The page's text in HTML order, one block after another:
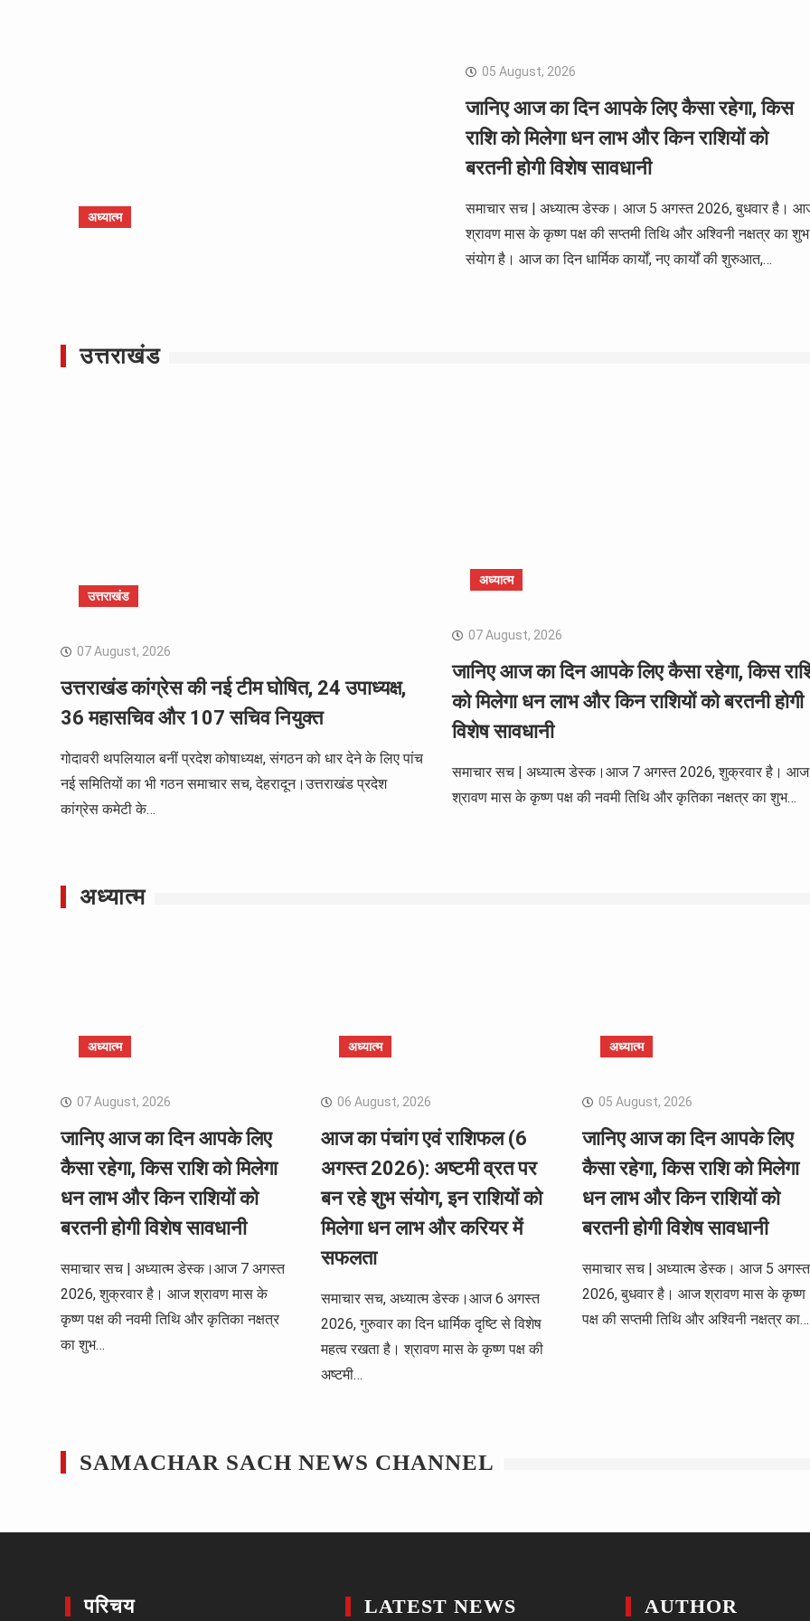
अध्यात्म
05 August, 2026
जानिए आज का दिन आपके लिए कैसा रहेगा, किस
राशि को मिलेगा धन लाभ और किन राशियों को
बरतनी होगी विशेष सावधानी
समाचार सच | अध्यात्म डेस्क। आज 5 अगस्त 2026, बुधवार है।
श्रावण मास के कृष्ण पक्ष की सप्तमी तिथि और अश्विनी नक्षत्र का शुभ
संयोग है। आज का दिन धार्मिक कार्यों, नए कार्यों की शुरुआत,…
उत्तराखंड
उत्तराखंड
07 August, 2026
उत्तराखंड कांग्रेस की नई टीम घोषित, 24 उपाध्यक्ष,
36 महासचिव और 107 सचिव नियुक्त
गोदावरी थपलियाल बनीं प्रदेश कोषाध्यक्ष, संगठन को धार देने के लिए पांच
नई समितियों का भी गठन समाचार सच, देहरादून।उत्तराखंड प्रदेश
कांग्रेस कमेटी के…
अध्यात्म
07 August, 2026
जानिए आज का दिन आपके लिए कैसा रहेगा, किस
को मिलेगा धन लाभ और किन राशियों को बरतनी होगी
विशेष सावधानी
समाचार सच | अध्यात्म डेस्क।आज 7 अगस्त 2026, शुक्रवार है। आज
श्रावण मास के कृष्ण पक्ष की नवमी तिथि और कृतिका नक्षत्र का शुभ…
अध्यात्म
अध्यात्म
07 August, 2026
जानिए आज का दिन आपके लिए
कैसा रहेगा, किस राशि को मिलेगा
धन लाभ और किन राशियों को
बरतनी होगी विशेष सावधानी
समाचार सच | अध्यात्म डेस्क।आज 7 अगस्त
2026, शुक्रवार है। आज श्रावण मास के
कृष्ण पक्ष की नवमी तिथि और कृतिका नक्षत्र
का शुभ…
अध्यात्म
06 August, 2026
आज का पंचांग एवं राशिफल (6
अगस्त 2026): अष्टमी व्रत पर
बन रहे शुभ संयोग, इन राशियों को
मिलेगा धन लाभ और करियर में
सफलता
समाचार सच, अध्यात्म डेस्क।आज 6 अगस्त
2026, गुरुवार का दिन धार्मिक दृष्टि से विशेष
महत्व रखता है। श्रावण मास के कृष्ण पक्ष की
अष्टमी…
अध्यात्म
05 August, 2026
जानिए आज का दिन आपके लिए
कैसा रहेगा, किस राशि को मिलेगा
धन लाभ और किन राशियों को
बरतनी होगी विशेष सावधानी
समाचार सच | अध्यात्म डेस्क। आज 5 अगस्त
2026, बुधवार है। आज श्रावण मास के कृष्ण
पक्ष की सप्तमी तिथि और अश्विनी नक्षत्र का…
SAMACHAR SACH NEWS CHANNEL
परिचय LATEST NEWS AUTHOR